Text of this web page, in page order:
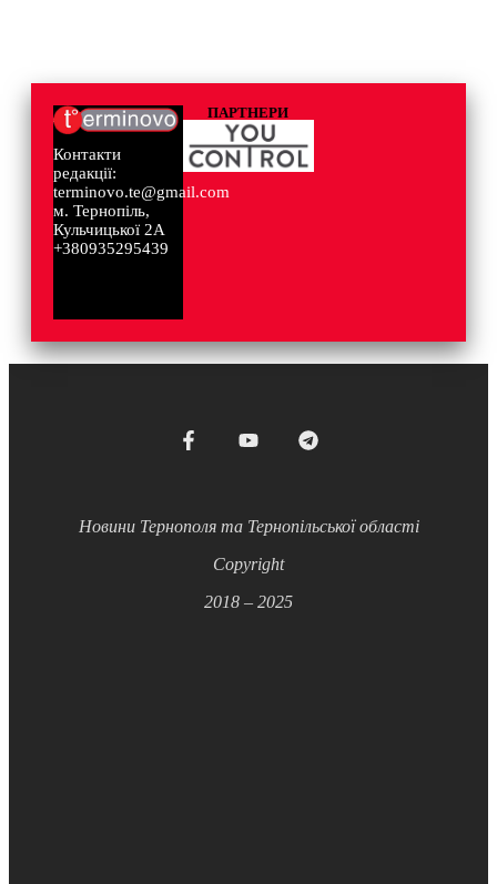
Контакти
редакції:
terminovo.te@gmail.com
м. Тернопіль,
Кульчицької 2А
+380935295439
ПАРТНЕРИ
Новини Тернополя та Тернопільської області
Copyright
2018 – 2025